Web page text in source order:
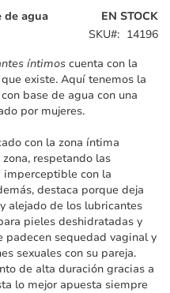
EN STOCK
SKU
14196
de agua
íntimos cuenta con la
existe. Aquí tenemos la
base de agua con una
por mujeres.
con la zona íntima
respetando las
imperceptible con la
destaca porque deja
alejado de los lubricantes
pieles deshidratadas y
padecen sequedad vaginal y
sexuales con su pareja.
de alta duración gracias a
lo mejor apuesta siempre